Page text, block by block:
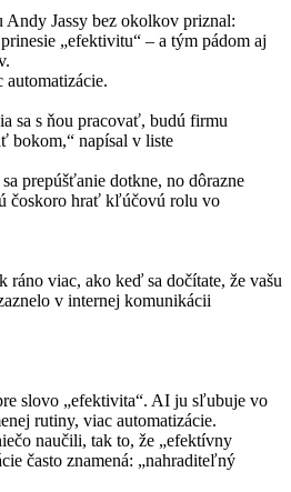
Jassy bez okolkov priznal:
„efektivitu“ – a tým pádom aj
sa s ňou pracovať, budú firmu
bokom,“ napísal v liste
prepúšťanie dotkne, no dôrazne
čoskoro hrať kľúčovú rolu vo
ráno viac, ako keď sa dočítate, že vašu
v internej komunikácii
slovo „efektivita“. AI ju sľubuje vo
rutiny, viac automatizácie.
naučili, tak to, že „efektívny
často znamená: „nahraditeľný